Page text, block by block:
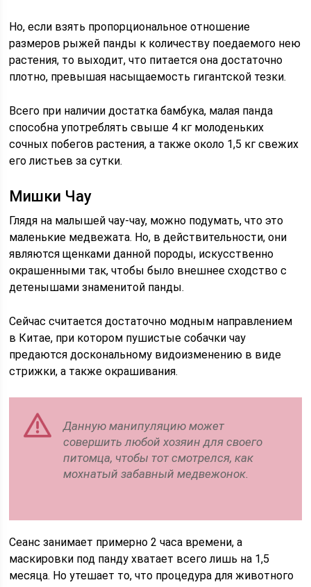
Но, если взять пропорциональное отношение
размеров рыжей панды к количеству поедаемого нею
растения, то выходит, что питается она достаточно
плотно, превышая насыщаемость гигантской тезки.
Всего при наличии достатка бамбука, малая панда
способна употреблять свыше 4 кг молоденьких
сочных побегов растения, а также около 1,5 кг свежих
его листьев за сутки.
Мишки Чау
Глядя на малышей чау-чау, можно подумать, что это
маленькие медвежата. Но, в действительности, они
являются щенками данной породы, искусственно
окрашенными так, чтобы было внешнее сходство с
детенышами знаменитой панды.
Сейчас считается достаточно модным направлением
в Китае, при котором пушистые собачки чау
предаются доскональному видоизменению в виде
стрижки, а также окрашивания.
Данную манипуляцию может
совершить любой хозяин для своего
питомца, чтобы тот смотрелся, как
мохнатый забавный медвежонок.
Сеанс занимает примерно 2 часа времени, а
маскировки под панду хватает всего лишь на 1,5
месяца. Но утешает то, что процедура для животного